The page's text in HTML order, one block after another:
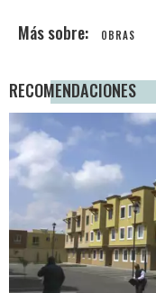
OBRAS
RECOMENDACIONES